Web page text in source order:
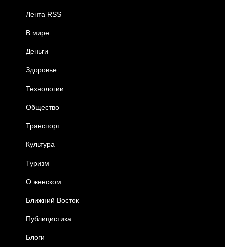
Лента RSS
В мире
Деньги
Здоровье
Технологии
Общество
Транспорт
Культура
Туризм
О женском
Ближний Восток
Публицистика
Блоги